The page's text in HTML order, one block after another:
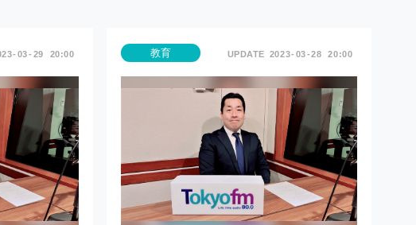
03 29 20:00 教育 2023 03 28 20:00